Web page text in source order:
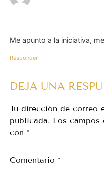
Me apunto a la iniciativa,
Responder
DEJA UNA
Tu dirección de correo
publicada. Los campos
con *
Comentario *